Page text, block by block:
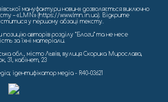
мануфактури новин» дозволяється виключно
– «LMN» (https://www.lmn.in.ua). Відкрите
у першому абзаці тексту.
авторів розділу “Блоги” та не несе
за їхні матеріали.
обл., місто Львів, вулиця Скорика Мирослава,
31, кабінет, 23
ідентифікатор медіа - R40-03621